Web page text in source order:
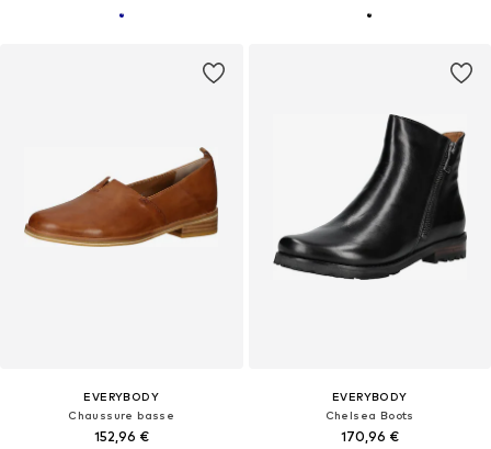
EVERYBODY
Chaussure basse
152,96 €
EVERYBODY
Chelsea Boots
170,96 €